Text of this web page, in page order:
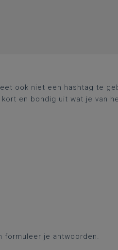
ook niet een hashtag te
en bondig uit wat je van
formuleer je antwoorden.